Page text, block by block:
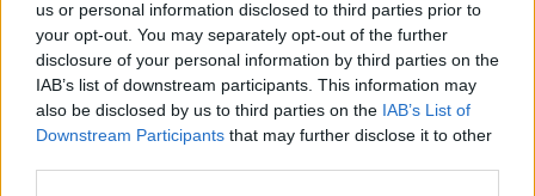
us or personal information disclosed to third parties prior to
your opt-out. You may separately opt-out of the further
disclosure of your personal information by third parties on the
IAB’s list of downstream participants. This information may
also be disclosed by us to third parties on the IAB’s List of
Downstream Participants that may further disclose it to other
Raktažodžiai LTG cargo Susisiekimo ministerija